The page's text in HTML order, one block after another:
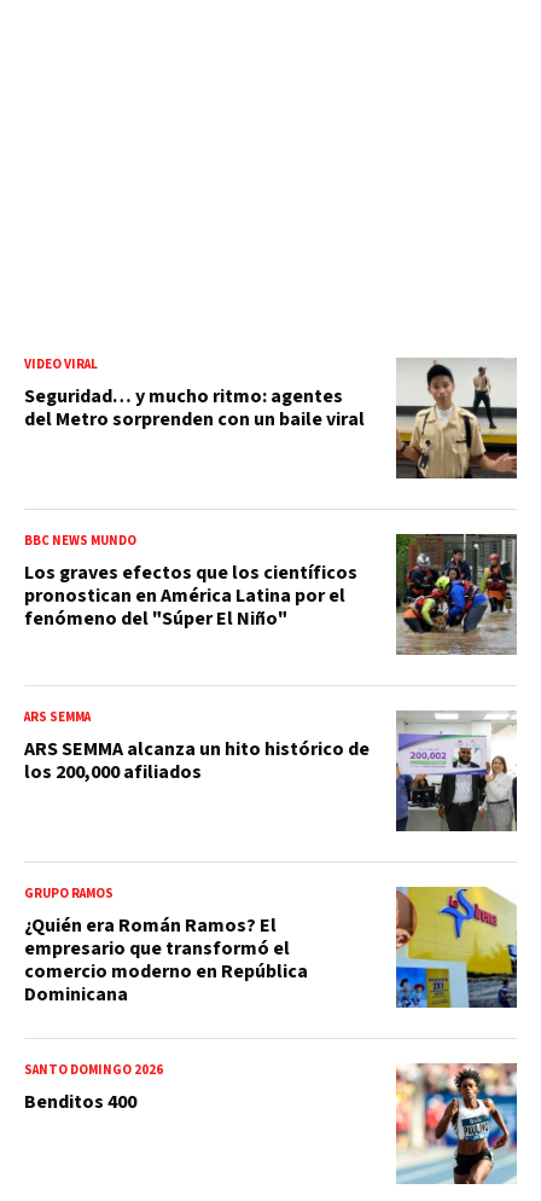
VIDEO VIRAL
Seguridad… y mucho ritmo: agentes
del Metro sorprenden con un baile viral
BBC NEWS MUNDO
Los graves efectos que los científicos
pronostican en América Latina por el
fenómeno del "Súper El Niño"
ARS SEMMA
ARS SEMMA alcanza un hito histórico de
los 200,000 afiliados
GRUPO RAMOS
¿Quién era Román Ramos? El
empresario que transformó el
comercio moderno en República
Dominicana
SANTO DOMINGO 2026
Benditos 400